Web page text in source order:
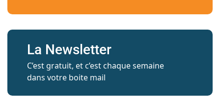
La Newsletter
C’est gratuit, et c’est chaque semaine
dans votre boite mail